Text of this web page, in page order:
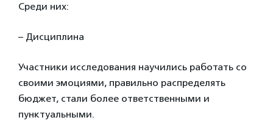
Среди них:
– Дисциплина
Участники исследования научились работать со
своими эмоциями, правильно распределять
бюджет, стали более ответственными и
пунктуальными.